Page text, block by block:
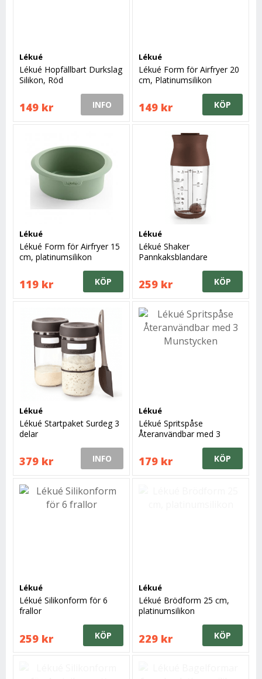
Lékué
Lékué Hopfällbart Durkslag
Silikon, Röd
149 kr INFO
Lékué
Lékué Form för Airfryer 20
cm, Platinumsilikon
149 kr KÖP
Lékué
Lékué Form för Airfryer 15
cm, platinumsilikon
119 kr KÖP
Lékué
Lékué Shaker
Pannkaksblandare
259 kr KÖP
Lékué
Lékué Startpaket Surdeg 3
delar
379 kr INFO
Lékué
Lékué Spritspåse
Återanvändbar med 3
179 kr KÖP
Lékué
Lékué Silikonform för 6
frallor
259 kr KÖP
Lékué
Lékué Brödform 25 cm,
platinumsilikon
229 kr KÖP